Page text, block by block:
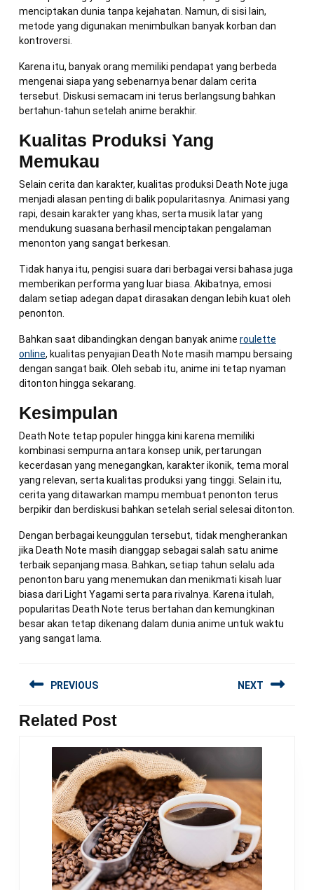
menciptakan dunia tanpa kejahatan. Namun, di sisi lain,
metode yang digunakan menimbulkan banyak korban dan
kontroversi.
Karena itu, banyak orang memiliki pendapat yang berbeda
mengenai siapa yang sebenarnya benar dalam cerita
tersebut. Diskusi semacam ini terus berlangsung bahkan
bertahun-tahun setelah anime berakhir.
Kualitas Produksi Yang
Memukau
Selain cerita dan karakter, kualitas produksi Death Note juga
menjadi alasan penting di balik popularitasnya. Animasi yang
rapi, desain karakter yang khas, serta musik latar yang
mendukung suasana berhasil menciptakan pengalaman
menonton yang sangat berkesan.
Tidak hanya itu, pengisi suara dari berbagai versi bahasa juga
memberikan performa yang luar biasa. Akibatnya, emosi
dalam setiap adegan dapat dirasakan dengan lebih kuat oleh
penonton.
Bahkan saat dibandingkan dengan banyak anime roulette
online, kualitas penyajian Death Note masih mampu bersaing
dengan sangat baik. Oleh sebab itu, anime ini tetap nyaman
ditonton hingga sekarang.
Kesimpulan
Death Note tetap populer hingga kini karena memiliki
kombinasi sempurna antara konsep unik, pertarungan
kecerdasan yang menegangkan, karakter ikonik, tema moral
yang relevan, serta kualitas produksi yang tinggi. Selain itu,
cerita yang ditawarkan mampu membuat penonton terus
berpikir dan berdiskusi bahkan setelah serial selesai ditonton.
Dengan berbagai keunggulan tersebut, tidak mengherankan
jika Death Note masih dianggap sebagai salah satu anime
terbaik sepanjang masa. Bahkan, setiap tahun selalu ada
penonton baru yang menemukan dan menikmati kisah luar
biasa dari Light Yagami serta para rivalnya. Karena itulah,
popularitas Death Note terus bertahan dan kemungkinan
besar akan tetap dikenang dalam dunia anime untuk waktu
yang sangat lama.
pos
PREVIOUS
Previous
NEXT
Related Post